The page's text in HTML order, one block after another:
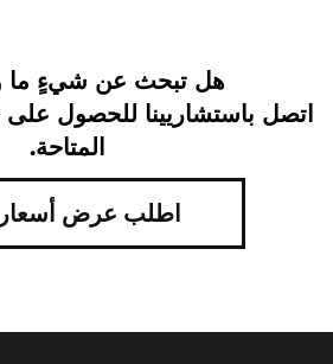
هل تبحث عن شيءٍ ما
اتصل باستشاريينا للحصول
المتاحة.
اطلب عرض أسعار